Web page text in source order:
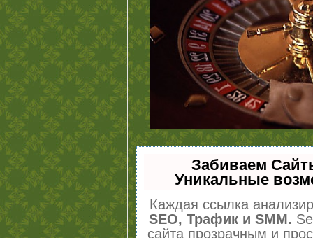
Забиваем
Уникальные
Каждая ссылка
SEO, Трафик и SMM.
сайта прозрачным и